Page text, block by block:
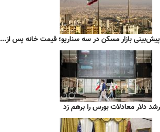
پیش‌بینی بازار مسکن در سه سناریو؛ قیمت خانه پس از...
رشد دلار معادلات بورس را برهم زد